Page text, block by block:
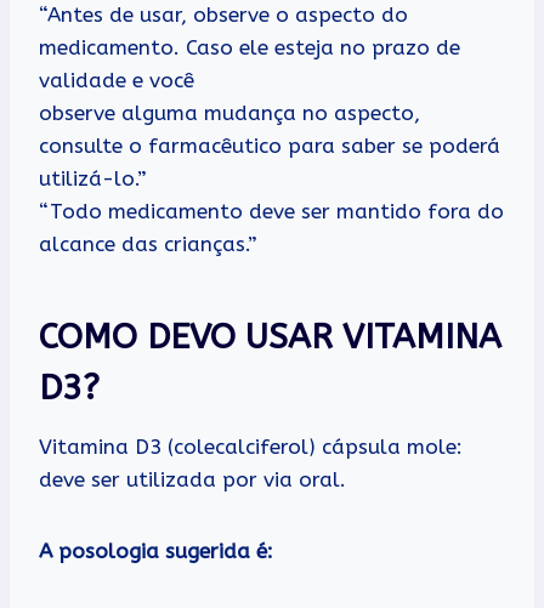
“Antes de usar, observe o aspecto do
medicamento. Caso ele esteja no prazo de
validade e você
observe alguma mudança no aspecto,
consulte o farmacêutico para saber se poderá
utilizá-lo.”
“Todo medicamento deve ser mantido fora do
alcance das crianças.”
COMO DEVO USAR VITAMINA
D3?
Vitamina D3 (colecalciferol) cápsula mole:
deve ser utilizada por via oral.
A posologia sugerida é: